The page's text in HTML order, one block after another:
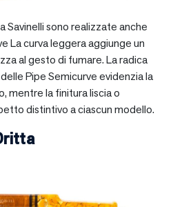
Savinelli sono realizzate anche
La curva leggera aggiunge un
al gesto di fumare. La radica
Pipe Semicurve evidenzia la
mentre la finitura liscia o
distintivo a ciascun modello.